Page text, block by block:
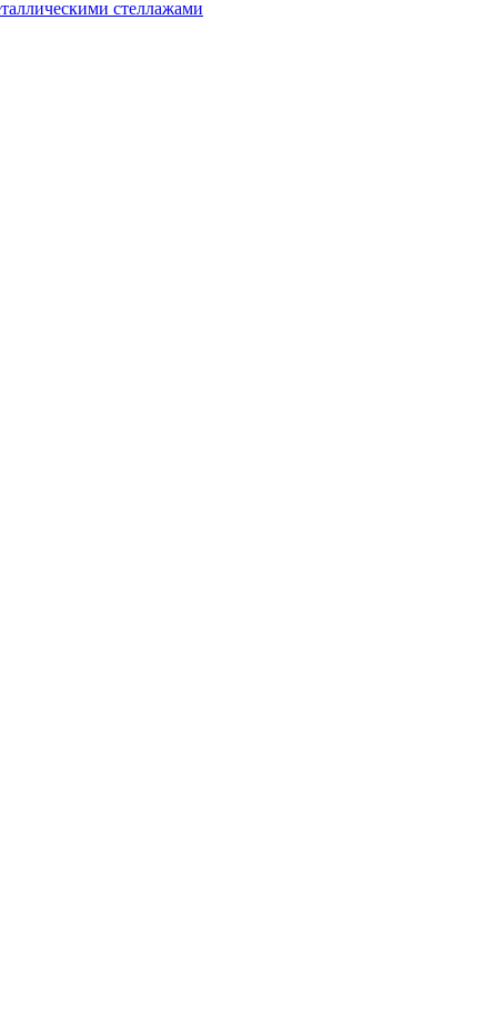
стеллажами